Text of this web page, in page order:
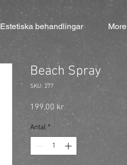
Estetiska behandlingar More
Beach Spray
SKU: 277
199,00 krPris
Antal *